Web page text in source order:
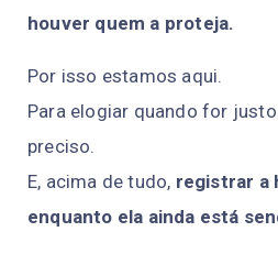
houver quem a proteja.
Por isso estamos aqui.
Para elogiar quando for
preciso.
E, acima de tudo, registrar a
enquanto ela ainda está